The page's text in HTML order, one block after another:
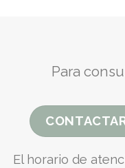
Para
El horario de